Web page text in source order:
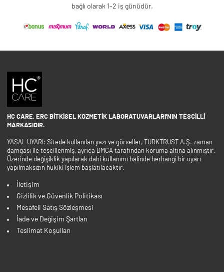
bağlı olarak 1-2 iş günüdür.
HC CARE, ERC BITKISEL KOZMETIK LABORATUVARLARI'NIN TESCILLI
MARKASIDIR.
YASAL UYARI: Sitede kullanılan yazı ve görseller, TURKTRUST A.Ş. zaman
damgası ile tescillenmiş, ayrıca DMCA tarafından koruma altına alınmıştır.
Üzerinde değişiklik yapılarak dahi kullanımı halinde herhangi bir uyarı
yapılmaksızın hukiki işlem başlatılacaktır.
İletişim
Gizlilik ve Güvenlik Politikası
Mesafeli Satış Sözleşmesi
İade ve Değişim Şartları
Teslimat Koşulları